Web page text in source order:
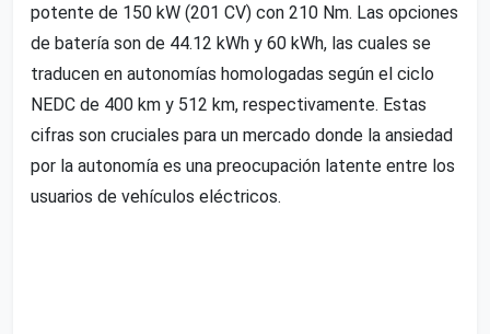
potente de 150 kW (201 CV) con 210 Nm. Las opciones
de batería son de 44.12 kWh y 60 kWh, las cuales se
traducen en autonomías homologadas según el ciclo
NEDC de 400 km y 512 km, respectivamente. Estas
cifras son cruciales para un mercado donde la ansiedad
por la autonomía es una preocupación latente entre los
usuarios de vehículos eléctricos.